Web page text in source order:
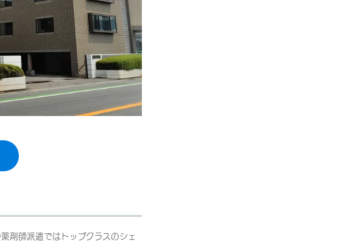
剤師派遣ではトップクラスのシェ